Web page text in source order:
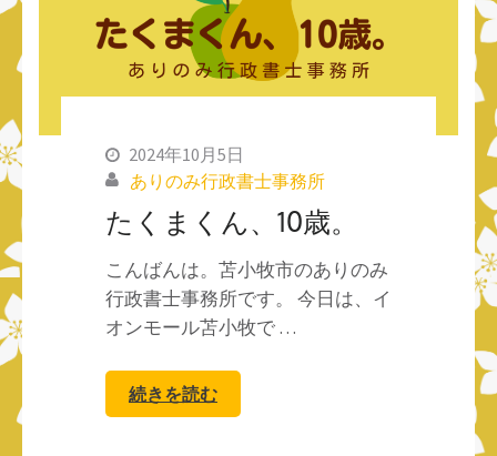
2024年10月5日
ありのみ行政書士事務所
たくまくん、10歳。
こんばんは。苫小牧市のありのみ
行政書士事務所です。 今日は、イ
オンモール苫小牧で …
続きを読む